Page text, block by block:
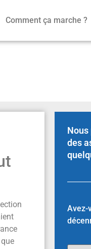
Comment ça marche ?
Nous
des
Avez-